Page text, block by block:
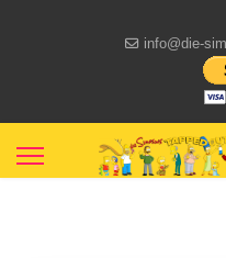
info@die-